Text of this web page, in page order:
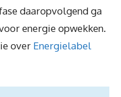
daaropvolgend ga
energie opwekken.
over Energielabel